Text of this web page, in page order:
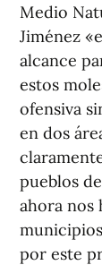
Medio
Jiménez
alcance
estos
ofensiva
en dos
pueblos
ahora nos
por este